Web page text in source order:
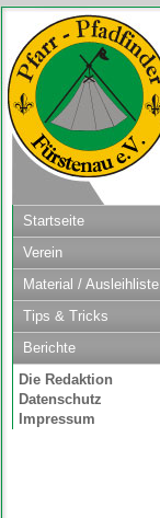
Startseite
Verein
Material / Ausleihliste
Tips & Tricks
Berichte
Die Redaktion
Datenschutz
Impressum